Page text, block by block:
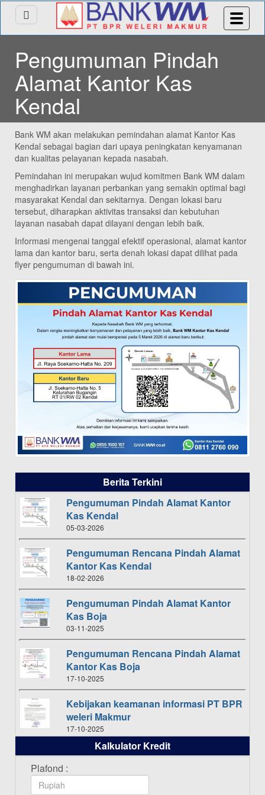
Pengumuman Pindah
Alamat Kantor Kas
Kendal
Bank WM akan melakukan pemindahan alamat Kantor Kas
Kendal sebagai bagian dari upaya peningkatan kenyamanan
dan kualitas pelayanan kepada nasabah.
Pemindahan ini merupakan wujud komitmen Bank WM dalam
menghadirkan layanan perbankan yang semakin optimal bagi
masyarakat Kendal dan sekitarnya. Dengan lokasi baru
tersebut, diharapkan aktivitas transaksi dan kebutuhan
layanan nasabah dapat dilayani dengan lebih baik.
Informasi mengenai tanggal efektif operasional, alamat kantor
lama dan kantor baru, serta denah lokasi dapat dilihat pada
flyer pengumuman di bawah ini.
Berita Terkini
Pengumuman Pindah Alamat Kantor
Kas Kendal
05-03-2026
Pengumuman Rencana Pindah Alamat
Kantor Kas Kendal
18-02-2026
Pengumuman Pindah Alamat Kantor
Kas Boja
03-11-2025
Pengumuman Rencana Pindah Alamat
Kantor Kas Boja
17-10-2025
Kebijakan keamanan informasi PT BPR
weleri Makmur
17-10-2025
Daftar Pemenang Undian TAMASHA
Bulan Oktober 2025
16-10-2025
Kalkulator Kredit
Plafond :